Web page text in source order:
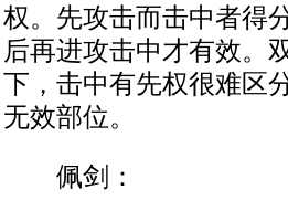
权。先攻击而击中者得
后再进攻击中才有效。
下，击中有先权很难区
无效部位。
佩剑：